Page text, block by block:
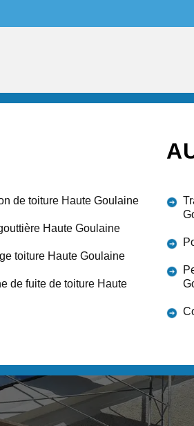
de toiture Haute Goulaine
Haute Goulaine
toiture Haute Goulaine
de fuite de toiture Haute